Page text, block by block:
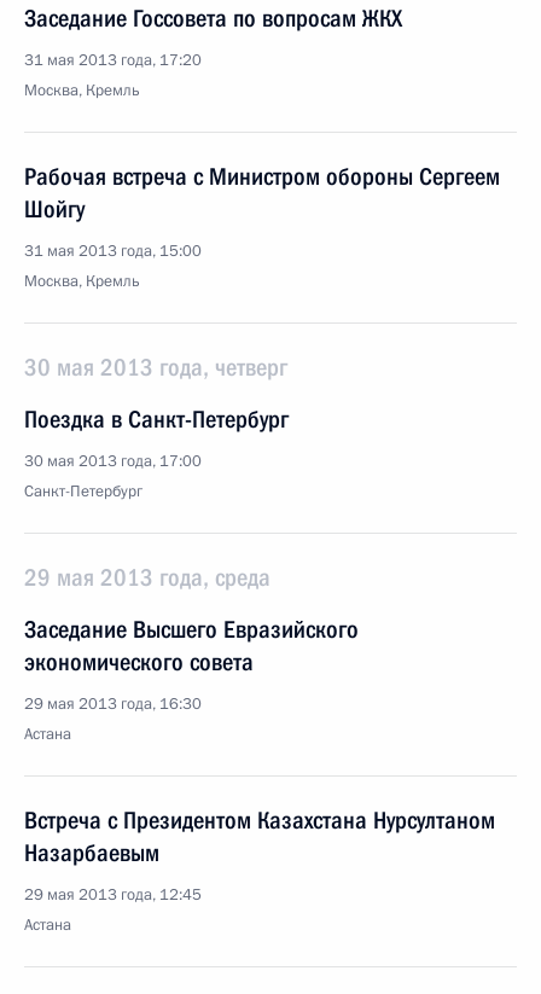
Заседание Госсовета по вопросам ЖКХ
31 мая 2013 года, 17:20
Москва, Кремль
Рабочая встреча с Министром обороны Сергеем
Шойгу
31 мая 2013 года, 15:00
Москва, Кремль
30 мая 2013 года, четверг
Поездка в Санкт-Петербург
30 мая 2013 года, 17:00
Санкт-Петербург
29 мая 2013 года, среда
Заседание Высшего Евразийского
экономического совета
29 мая 2013 года, 16:30
Астана
Встреча с Президентом Казахстана Нурсултаном
Назарбаевым
29 мая 2013 года, 12:45
Астана